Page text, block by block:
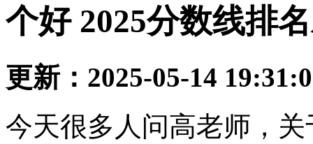
个好 2025分数线排
更新：2025-05-14
今天很多人问高老师，